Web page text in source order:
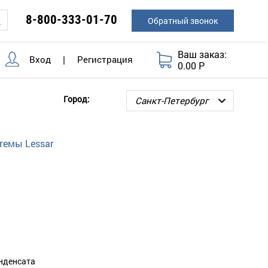
8-800-333-01-70 Обратный звонок
Вход | Регистрация
Ваш заказ:
0.00 Р
Город:
Lessar